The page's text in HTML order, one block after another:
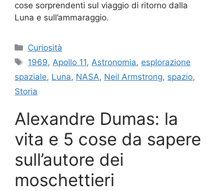
cose sorprendenti sul viaggio di ritorno dalla
Luna e sull’ammaraggio.
Categorie
Curiosità
Tag
1969,Apollo 11,Astronomia, esplorazione
spaziale, Luna, NASA, Neil Armstrong, spazio,
Storia
Alexandre Dumas: la
vita e 5 cose da sapere
sull’autore dei
moschettieri